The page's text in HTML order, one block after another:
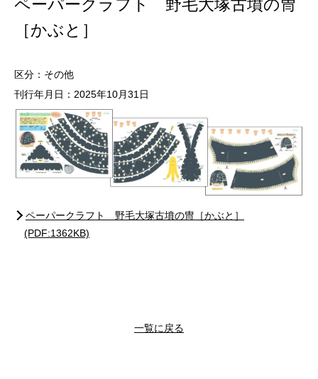
ペーパークラフト 野毛大塚古墳の冑
［かぶと］
区分：その他
刊行年月日：2025年10月31日
ペーパークラフト 野毛大塚古墳の冑［かぶと］
(PDF:1362KB)
一覧に戻る